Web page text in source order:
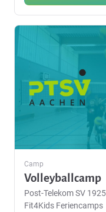
Camp
Volleyballcamp
Post-Telekom SV
Fit4Kids Feriencamps